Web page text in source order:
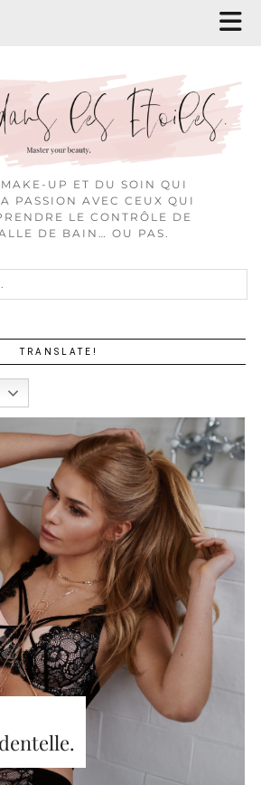
UP ET DU SOIN QUI
PASSION AVEC CEUX QUI
LE CONTRÔLE DE
DE BAIN… OU PAS.
TRANSLATE!